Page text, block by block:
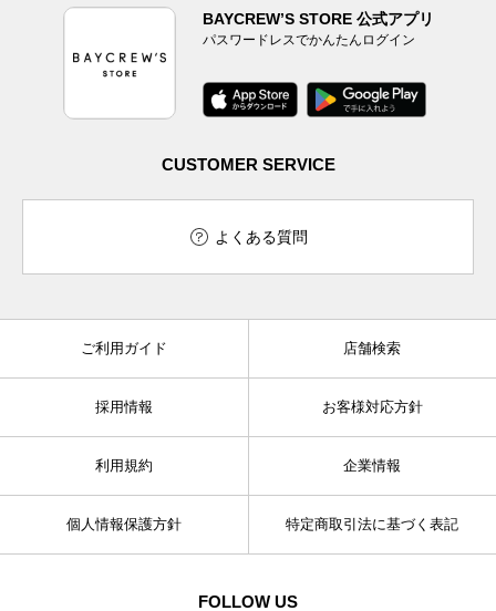
BAYCREW’S STORE 公式アプリ
パスワードレスでかんたんログイン
CUSTOMER SERVICE
よくある質問
ご利用ガイド 店舗検索
採用情報 お客様対応方針
利用規約 企業情報
個人情報保護方針 特定商取引法に基づく表記
FOLLOW US